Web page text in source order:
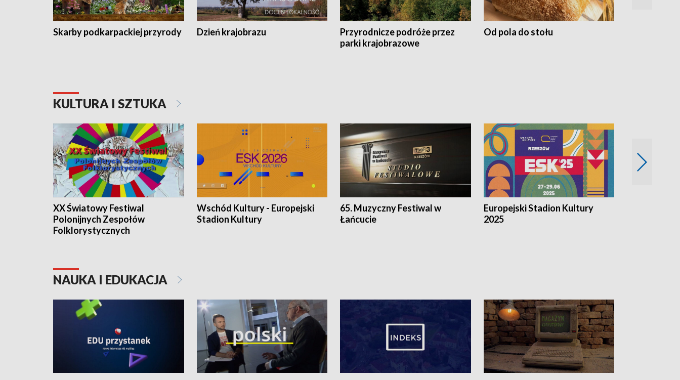
Skarby podkarpackiej przyrody Dzień krajobrazu
Przyrodnicze podróże przez
parki krajobrazowe
Od pola do stołu
KULTURA I SZTUKA
XX Światowy Festiwal
Polonijnych Zespołów
Folklorystycznych
Wschód Kultury - Europejski
Stadion Kultury
65. Muzyczny Festiwal w
Łańcucie
Europejski Stadion Kultury
2025
NAUKA I EDUKACJA